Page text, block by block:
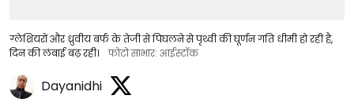
ग्लेशियरों और ध्रुवीय बर्फ के तेजी से पिघलने से पृथ्वी की घूर्णन गति धीमी हो रही है,
दिन की लंबाई बढ़ रही।
फोटो साभार: आईस्टॉक
Dayanidhi